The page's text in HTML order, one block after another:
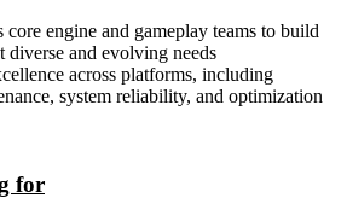
core engine and gameplay teams to build
diverse and evolving needs
across platforms, including
system reliability, and optimization
for